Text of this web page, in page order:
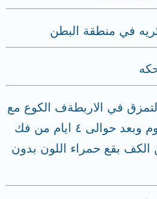
في منطقة البطن
لتمزق في الاربطةف الكوع مع
وضع جبيرة لمدة ١٥ يوم وبعد حوالى ٤ ايام من فك
بقع حمراء اللون بدون